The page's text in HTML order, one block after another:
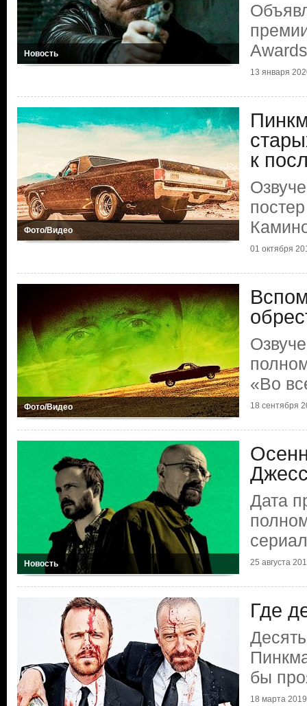
Новость
Awards
13 января
Фото/Видео
к
01 октября
Фото/Видео
«Во
18 сентября
Новость
Дата
25 августа
Где
бы
18 марта 2019